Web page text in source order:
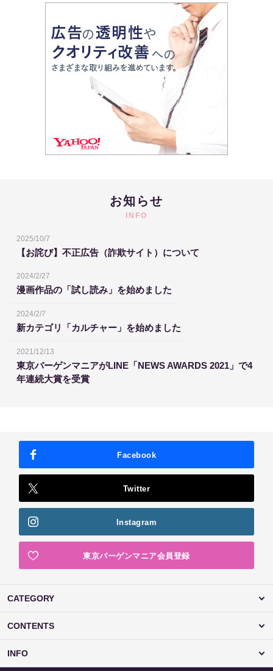
お知らせ
INFO
2025/10/7
【お詫び】不正広告（詐欺サイト）について
2024/2/27
漫画作品の「試し読み」を始めました
2024/2/7
新カテゴリ「カルチャー」を始めました
2021/12/13
東京バーゲンマニアがLINE「NEWS AWARDS 2021」で4
年連続大賞を受賞
Facebook
Twitter
Instagram
東京バーゲンマニア会員登録
CATEGORY
CONTENTS
INFO